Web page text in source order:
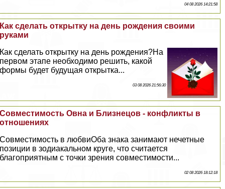
04 08 2026 14:21:58
Как сделать открытку на день рождения своими
руками
Как сделать открытку на день рождения?На
первом этапе необходимо решить, какой
формы будет будущая открытка...
03 08 2026 21:56:30
Совместимость Овна и Близнецов - конфликты в
отношениях
Совместимость в любвиОба знака занимают нечетные
позиции в зодиакальном круге, что считается
благоприятным с точки зрения совместимости...
02 08 2026 18:12:18